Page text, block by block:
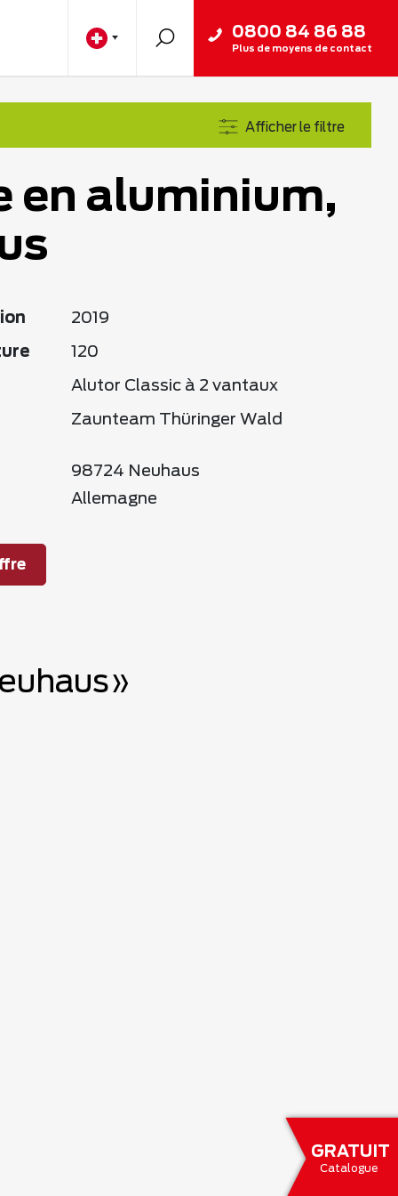
GRATUIT
Catalogue
0800 84 86 88
Plus de moyens de contact
Afficher le filtre
en aluminium,
2019
120
Alutor Classic à 2 vantaux
Zaunteam Thüringer Wald
98724 Neuhaus
Allemagne